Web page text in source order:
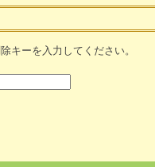
キーを入力してください。